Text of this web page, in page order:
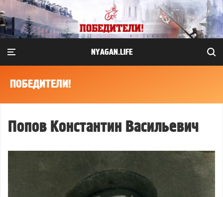
NYAGAN.LIFE
ПОБЕДИТЕЛИ!
Попов Константин Васильевич